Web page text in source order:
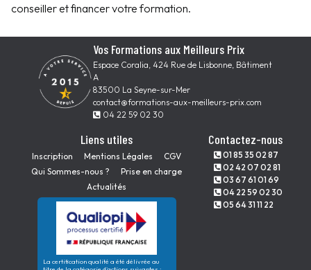
conseiller et financer votre formation.
Vos Formations aux Meilleurs Prix
Espace Coralia, 424 Rue de Lisbonne, Bâtiment
A
83500 La Seyne-sur-Mer
contact@formations-aux-meilleurs-prix.com
04 22 59 02 30
Liens utiles
Inscription Mentions Légales
CGV
Qui Sommes-nous ?
Prise en charge
Actualités
La certification qualité a été délivrée au
Contactez-nous
01 85 35 02 87
02 42 07 02 81
03 67 61 01 69
04 22 59 02 30
05 64 31 11 22